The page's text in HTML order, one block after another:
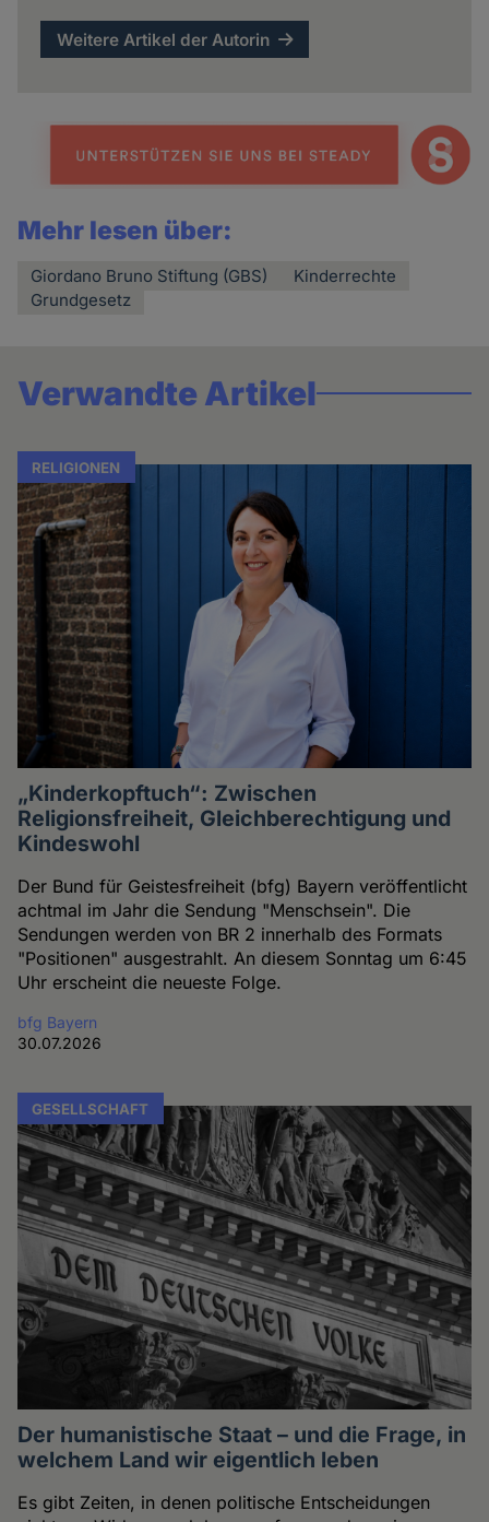
Weitere Artikel der Autorin
Mehr lesen über:
Giordano Bruno Stiftung (GBS)
Kinderrechte
Grundgesetz
Verwandte Artikel
RELIGIONEN
„Kinderkopftuch“: Zwischen
Religionsfreiheit, Gleichberechtigung und
Kindeswohl
Der Bund für Geistesfreiheit (bfg) Bayern veröffentlicht
achtmal im Jahr die Sendung "Menschsein". Die
Sendungen werden von BR 2 innerhalb des Formats
"Positionen" ausgestrahlt. An diesem Sonntag um 6:45
Uhr erscheint die neueste Folge.
bfg Bayern
30.07.2026
GESELLSCHAFT
Der humanistische Staat – und die Frage, in
welchem Land wir eigentlich leben
Es gibt Zeiten, in denen politische Entscheidungen